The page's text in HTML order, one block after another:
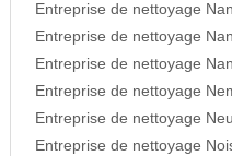
Entreprise de nettoyage
Entreprise de nettoyage
Entreprise de nettoyage
Entreprise de nettoyage
Entreprise de nettoyage
Entreprise de nettoyage